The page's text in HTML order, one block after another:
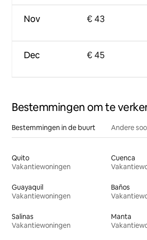
Nov
Dec
€ 43
€ 45
Bestemmingen om te
Bestemmingen in de buurt Andere
Quito
Vakantiewoningen
Cuenca
Guayaquil
Vakantiewoningen
Baños
Salinas
Vakantiewoningen
Manta